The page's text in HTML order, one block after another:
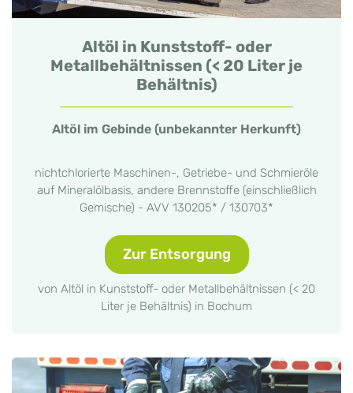
Altöl in Kunststoff- oder
Metallbehältnissen (< 20 Liter je
Behältnis)
Altöl im Gebinde (unbekannter Herkunft)
nichtchlorierte Maschinen-, Getriebe- und Schmieröle
auf Mineralölbasis, andere Brennstoffe (einschließlich
Gemische) - AVV 130205* / 130703*
Zur Entsorgung
von Altöl in Kunststoff- oder Metallbehältnissen (< 20
Liter je Behältnis) in Bochum